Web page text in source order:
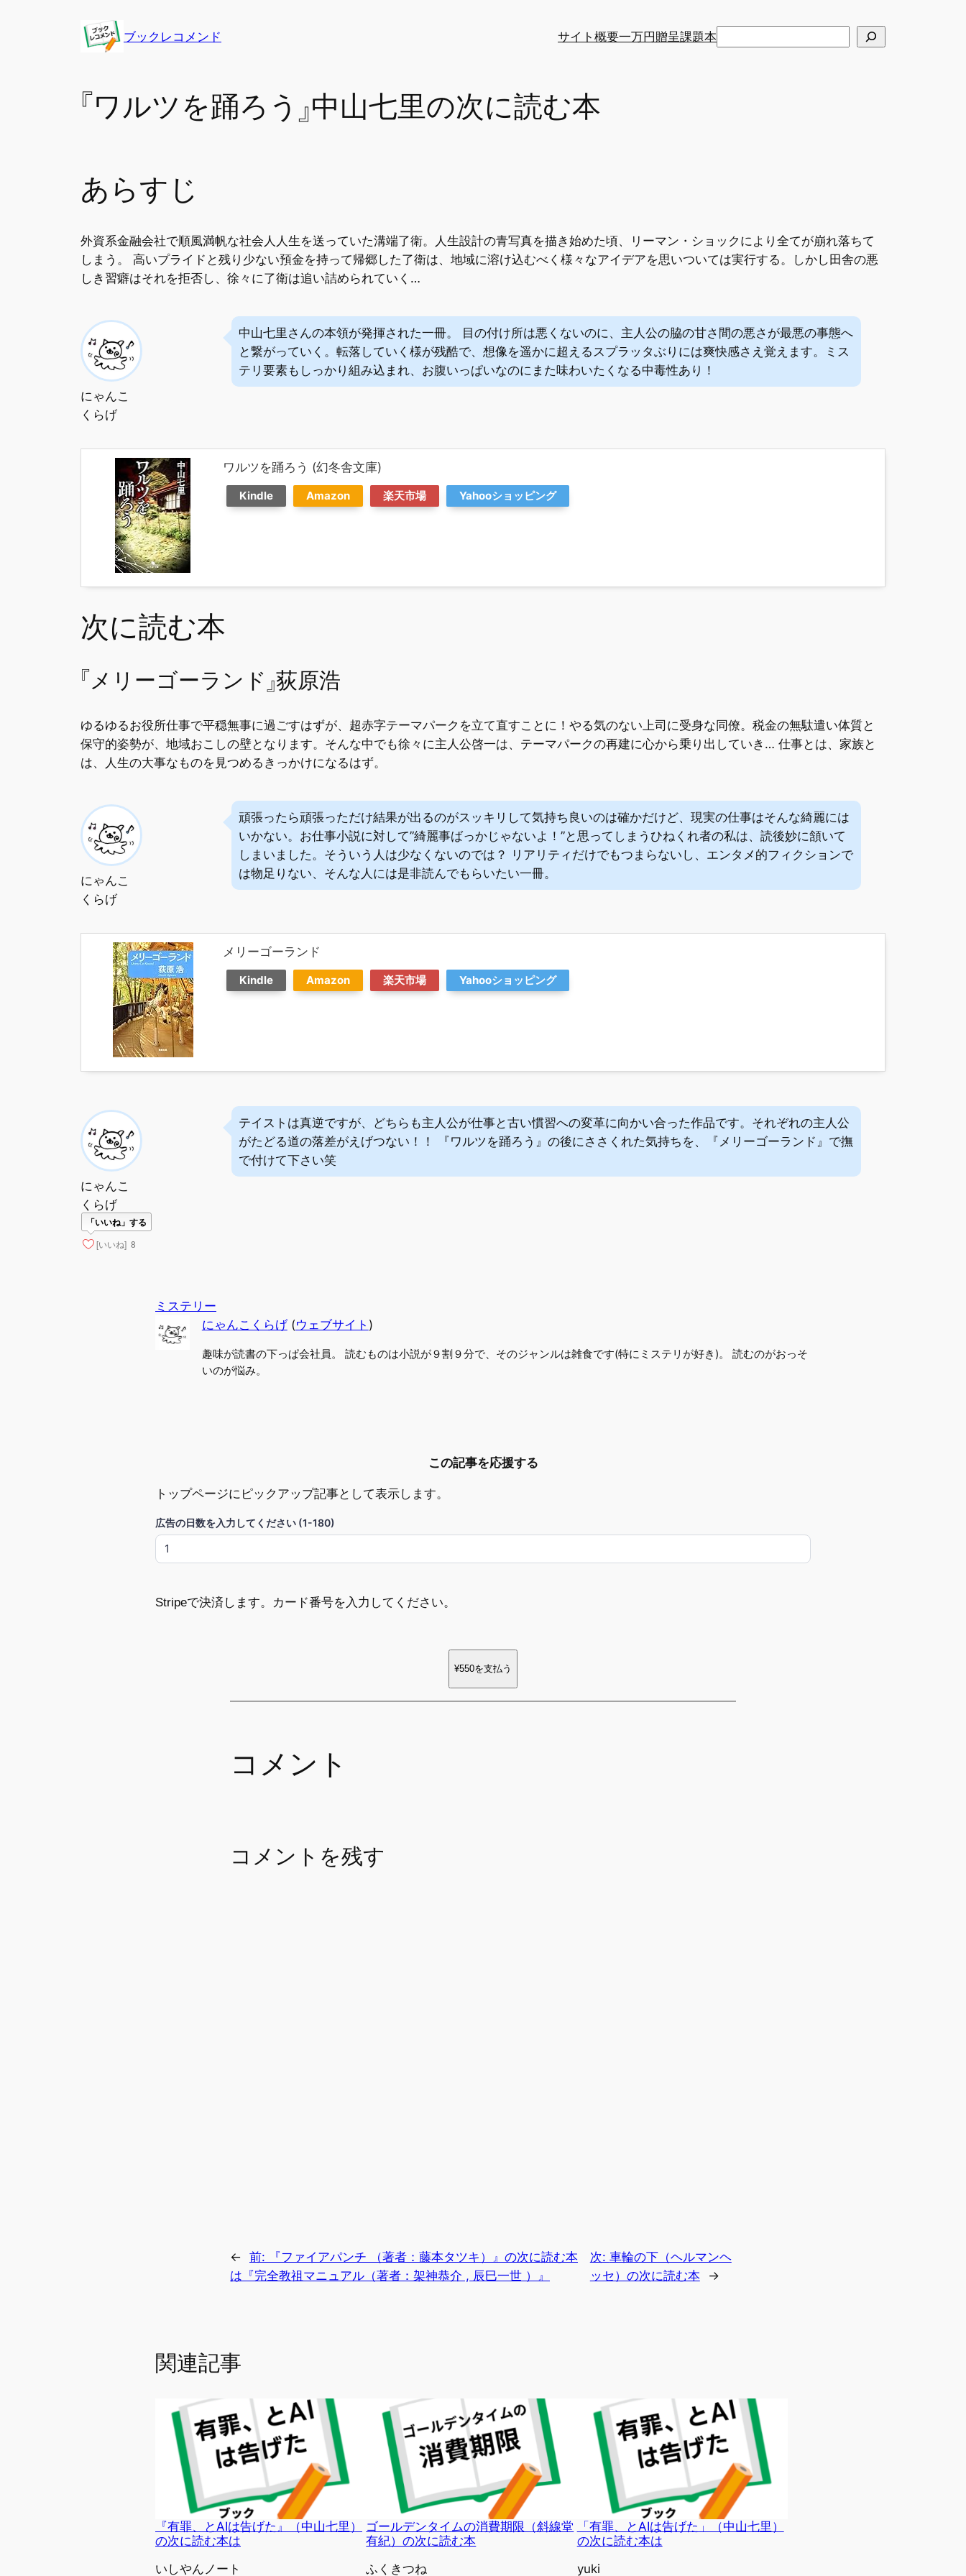
ブックレコメンド サイト概要一万円贈呈課題本
『ワルツを踊ろう』中山七里の次に読む本
あらすじ
外資系金融会社で順風満帆な社会人人生を送っていた溝端了衛。人生設計の青写真を描き始めた頃、リーマン・ショックにより全てが崩れ落ちて
しまう。 高いプライドと残り少ない預金を持って帰郷した了衛は、地域に溶け込むべく様々なアイデアを思いついては実行する。しかし田舎の悪
しき習癖はそれを拒否し、徐々に了衛は追い詰められていく…
にゃんこ
くらげ
中山七里さんの本領が発揮された一冊。 目の付け所は悪くないのに、主人公の脇の甘さ間の悪さが最悪の事態へ
と繋がっていく。転落していく様が残酷で、想像を遥かに超えるスプラッタぶりには爽快感さえ覚えます。ミス
テリ要素もしっかり組み込まれ、お腹いっぱいなのにまた味わいたくなる中毒性あり！
ワルツを踊ろう (幻冬舎文庫)
Kindle Amazon 楽天市場 Yahooショッピング
次に読む本
『メリーゴーランド』荻原浩
ゆるゆるお役所仕事で平穏無事に過ごすはずが、超赤字テーマパークを立て直すことに！やる気のない上司に受身な同僚。税金の無駄遣い体質と
保守的姿勢が、地域おこしの壁となります。そんな中でも徐々に主人公啓一は、テーマパークの再建に心から乗り出していき… 仕事とは、家族と
は、人生の大事なものを見つめるきっかけになるはず。
にゃんこ
くらげ
頑張ったら頑張っただけ結果が出るのがスッキリして気持ち良いのは確かだけど、現実の仕事はそんな綺麗には
いかない。お仕事小説に対して”綺麗事ばっかじゃないよ！”と思ってしまうひねくれ者の私は、読後妙に頷いて
しまいました。そういう人は少なくないのでは？ リアリティだけでもつまらないし、エンタメ的フィクションで
は物足りない、そんな人には是非読んでもらいたい一冊。
メリーゴーランド
Kindle Amazon 楽天市場 Yahooショッピング
にゃんこ
くらげ
テイストは真逆ですが、どちらも主人公が仕事と古い慣習への変革に向かい合った作品です。それぞれの主人公
がたどる道の落差がえげつない！！ 『ワルツを踊ろう』の後にささくれた気持ちを、『メリーゴーランド』で撫
で付けて下さい笑
「いいね」する
[いいね] 8
ミステリー
にゃんこくらげ(ウェブサイト )
趣味が読書の下っぱ会社員。 読むものは小説が９割９分で、そのジャンルは雑食です(特にミステリが好き)。 読むのがおっそ
いのが悩み。
この記事を応援する
トップページにピックアップ記事として表示します。
広告の日数を入力してください (1-180)
Stripeで決済します。カード番号を入力してください。
¥550を支払う
コメント
コメントを残す
← 前:
『ファイアパンチ （著者：藤本タツキ）』の次に読む本
は『完全教祖マニュアル（著者：架神恭介 , 辰巳一世 ）』
次: 車輪の下（ヘルマンヘ
ッセ）の次に読む本
→
関連記事
『有罪、とAIは告げた』（中山七里）
の次に読む本は
投稿者
いしやんノート
ゴールデンタイムの消費期限（斜線堂
有紀）の次に読む本
投稿者
ふくきつね
「有罪、とAIは告げた」（中山七里）
の次に読む本は
投稿者
yuki